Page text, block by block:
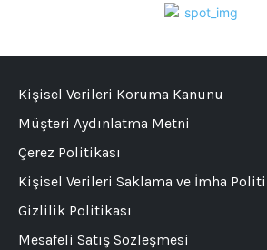
Kişisel Verileri Koruma Kanunu
Müşteri Aydınlatma Metni
Çerez Politikası
Kişisel Verileri Saklama ve İmha
Gizlilik Politikası
Mesafeli Satış Sözleşmesi